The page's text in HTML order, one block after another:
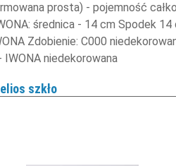
prosta) - pojemność
średnica - 14 cm Spodek
Zdobienie: C000
niedekorowana
szkło